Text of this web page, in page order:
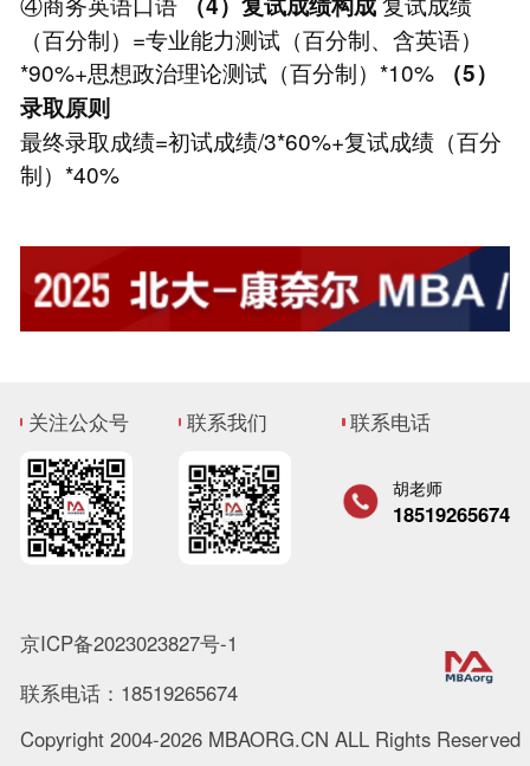
（百分制）=专业能力测试（百分制、含英语）
*90%+思想政治理论测试（百分制）*10%
（5）
录取原则
最终录取成绩=初试成绩/3*60%+复试成绩（百分
制）*40%
关注公众号 联系我们 联系电话
胡老师
18519265674
京ICP备2023023827号-1
联系电话：18519265674
Copyright 2004-2026 MBAORG.CN ALL Rights Reserved